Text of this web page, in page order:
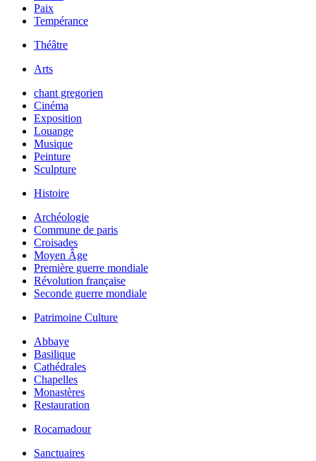
Paix
Tempérance
Théâtre
Arts
chant gregorien
Cinéma
Exposition
Louange
Musique
Peinture
Sculpture
Histoire
Archéologie
Commune de paris
Croisades
Moyen Âge
Première guerre mondiale
Révolution française
Seconde guerre mondiale
Patrimoine Culture
Abbaye
Basilique
Cathédrales
Chapelles
Monastères
Restauration
Rocamadour
Sanctuaires